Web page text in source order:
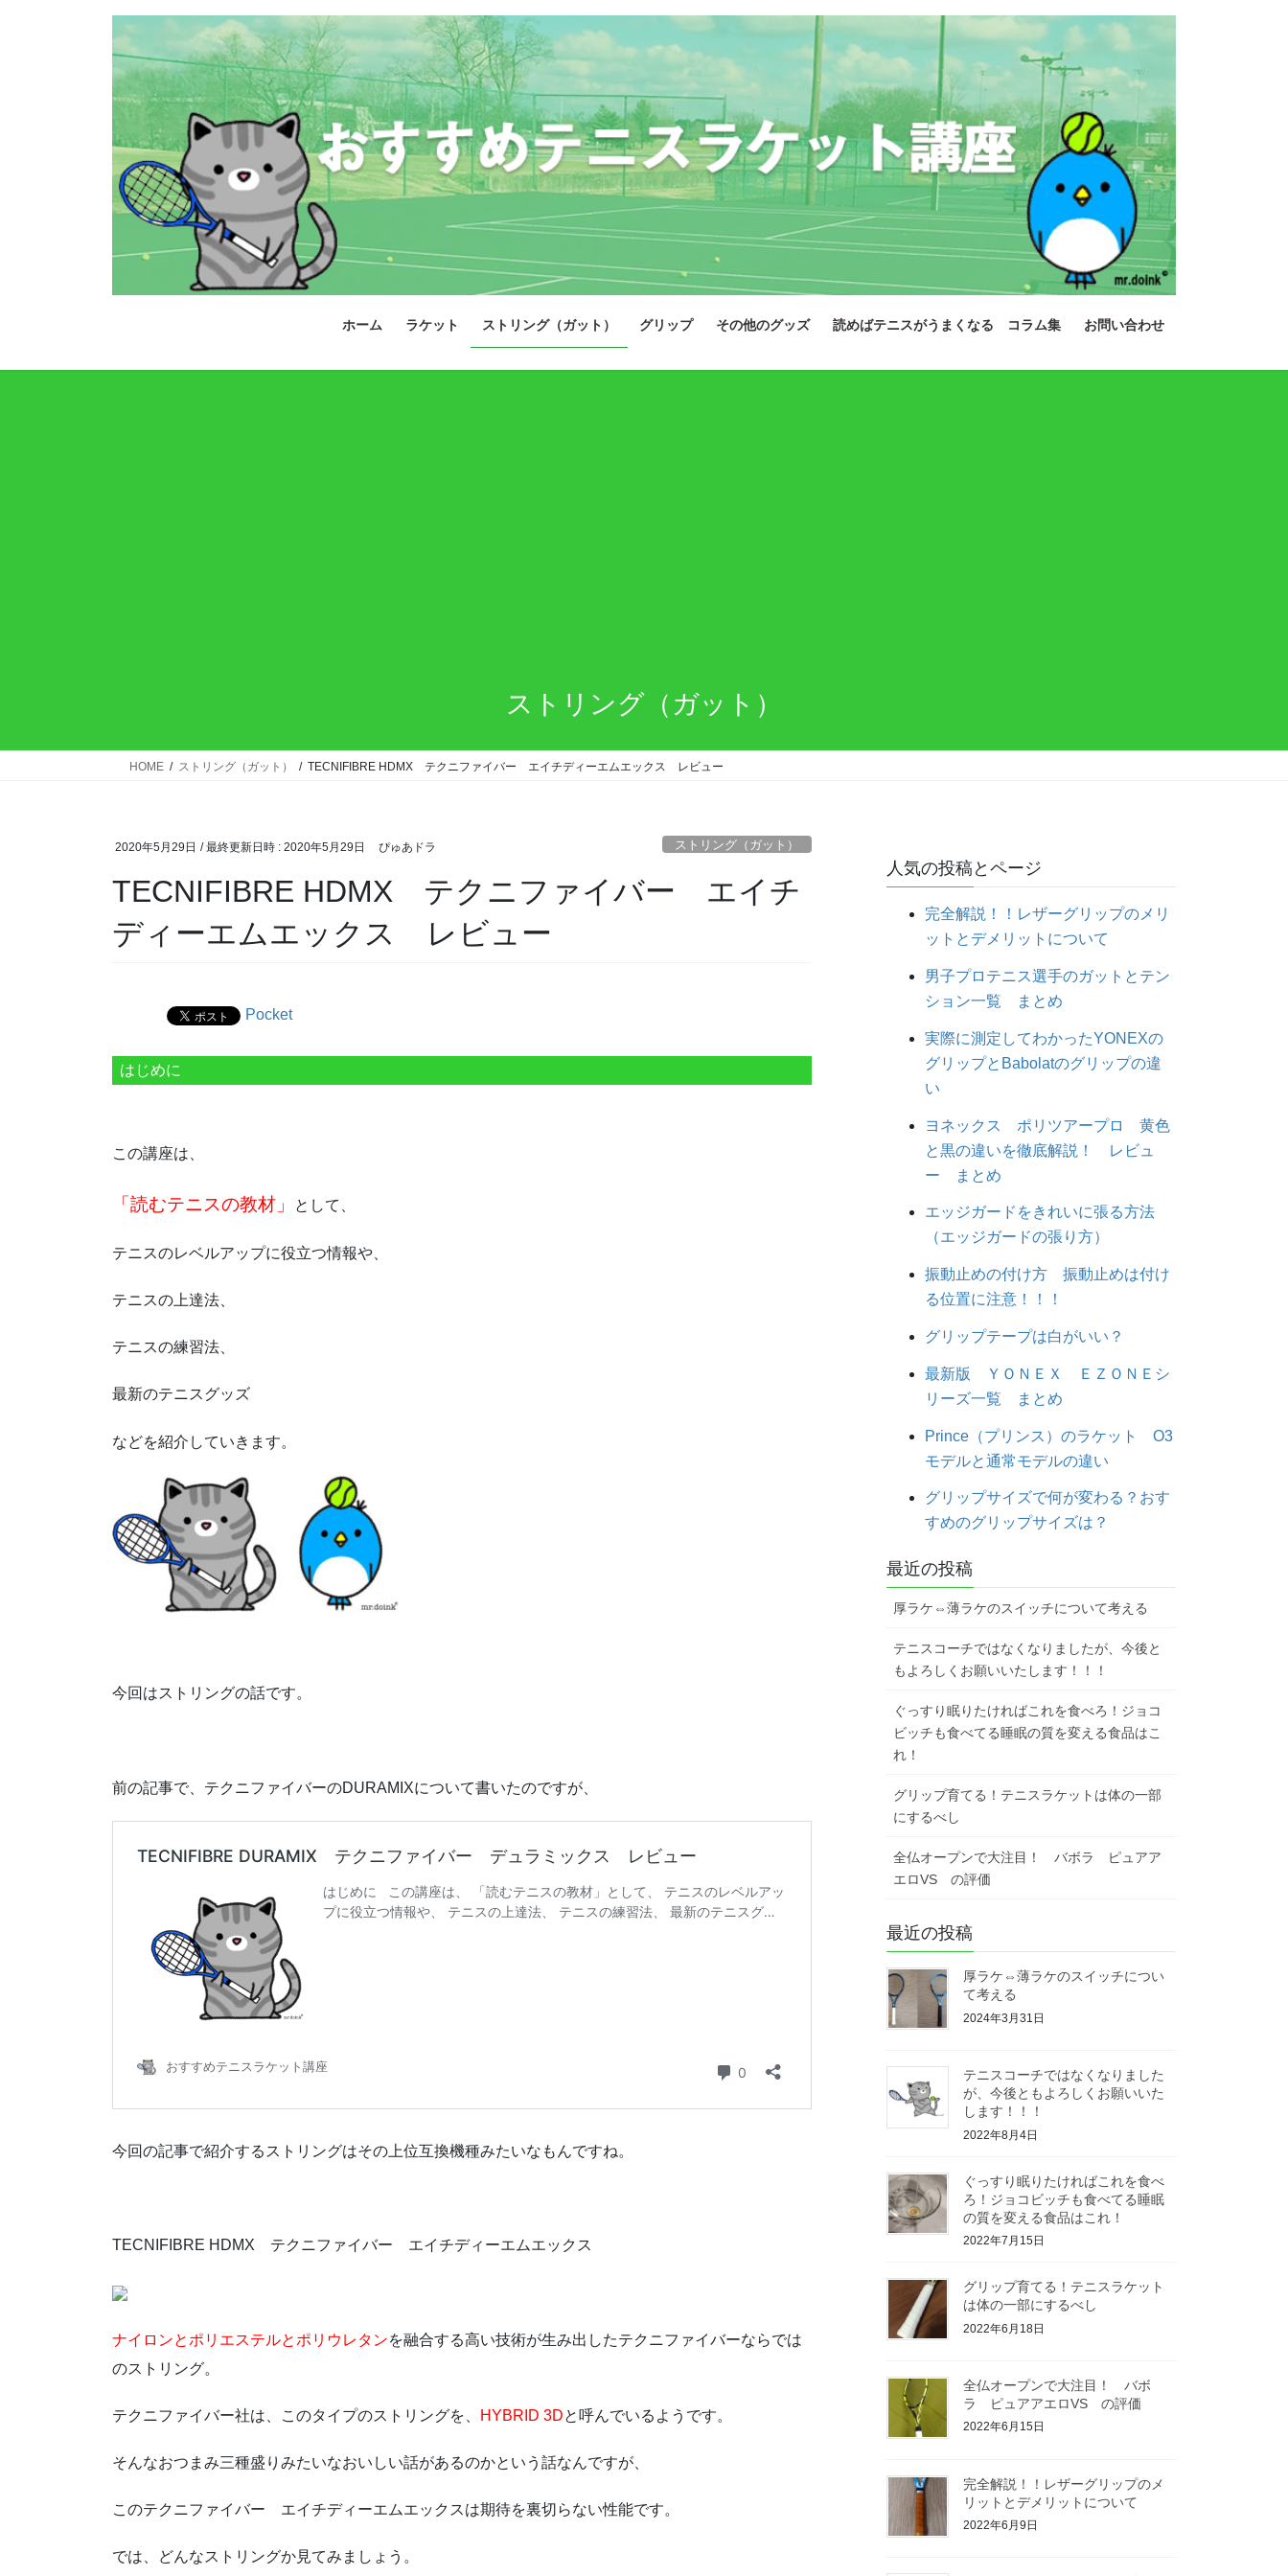
ホーム ラケット ストリング（ガット） グリップ その他のグッズ 読めばテニスがうまくなる コラム集 お問い合わせ
ストリング（ガット）
HOME ストリング（ガット） TECNIFIBRE HDMX テクニファイバー エイチディーエムエックス レビュー
2020年5月29日 / 最終更新日時 : 2020年5月29日 ぴゅあドラ ストリング（ガット）
TECNIFIBRE HDMX テクニファイバー エイチ
ディーエムエックス レビュー
Pocket
はじめに
この講座は、
「読むテニスの教材」 として、
テニスのレベルアップに役立つ情報や、
テニスの上達法、
テニスの練習法、
最新のテニスグッズ
などを紹介していきます。
今回はストリングの話です。
前の記事で、テクニファイバーのDURAMIXについて書いたのですが、
今回の記事で紹介するストリングはその上位互換機種みたいなもんですね。
TECNIFIBRE HDMX テクニファイバー エイチディーエムエックス
ナイロンとポリエステルとポリウレタンを融合する高い技術が生み出したテクニファイバーならでは
のストリング。
テクニファイバー社は、このタイプのストリングを、 HYBRID 3Dと呼んでいるようです。
そんなおつまみ三種盛りみたいなおいしい話があるのかという話なんですが、
このテクニファイバー エイチディーエムエックスは期待を裏切らない性能です。
では、どんなストリングか見てみましょう。
人気の投稿とページ
完全解説！！レザーグリップのメリ
ットとデメリットについて
男子プロテニス選手のガットとテン
ション一覧 まとめ
実際に測定してわかったYONEXの
グリップとBabolatのグリップの違
い
ヨネックス ポリツアープロ 黄色
と黒の違いを徹底解説！ レビュ
ー まとめ
エッジガードをきれいに張る方法
（エッジガードの張り方）
振動止めの付け方 振動止めは付け
る位置に注意！！！
グリップテープは白がいい？
最新版 ＹＯＮＥＸ ＥＺＯＮＥシ
リーズ一覧 まとめ
Prince（プリンス）のラケット O3
モデルと通常モデルの違い
グリップサイズで何が変わる？おす
すめのグリップサイズは？
最近の投稿
厚ラケ⇔薄ラケのスイッチについて考える
テニスコーチではなくなりましたが、今後と
もよろしくお願いいたします！！！
ぐっすり眠りたければこれを食べろ！ジョコ
ビッチも食べてる睡眠の質を変える食品はこ
れ！
グリップ育てる！テニスラケットは体の一部
にするべし
全仏オープンで大注目！ バボラ ピュアア
エロVS の評価
最近の投稿
厚ラケ⇔薄ラケのスイッチについ
て考える
2024年3月31日
テニスコーチではなくなりました
が、今後ともよろしくお願いいた
します！！！
2022年8月4日
ぐっすり眠りたければこれを食べ
ろ！ジョコビッチも食べてる睡眠
の質を変える食品はこれ！
2022年7月15日
グリップ育てる！テニスラケット
は体の一部にするべし
2022年6月18日
全仏オープンで大注目！ バボ
ラ ピュアアエロVS の評価
2022年6月15日
完全解説！！レザーグリップのメ
リットとデメリットについて
2022年6月9日